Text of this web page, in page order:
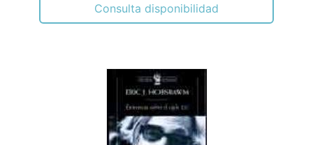
Consulta disponibilidad